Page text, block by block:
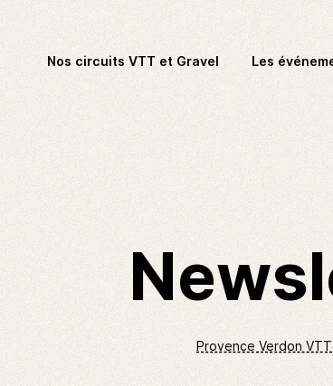
Nos circuits VTT et Gravel Les
Provence Verdon VTT